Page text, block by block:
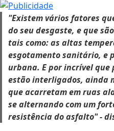
"Existem vários fatores
do seu desgaste, e que
tais como: as altas
esgotamento sanitário, e
urbana. E por incrível que
estão interligados, ainda
que acarretam em ruas
se alternando com um
resistência do asfalto" -